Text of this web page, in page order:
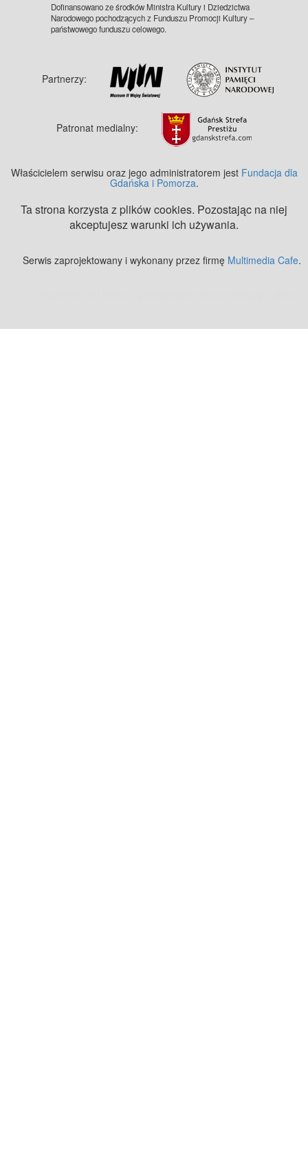
Dofinansowano ze środków Ministra Kultury i Dziedzictwa
Narodowego pochodzących z Funduszu Promocji Kultury –
państwowego funduszu celowego.
Partnerzy:
Patronat medialny:
Właścicielem serwisu oraz jego administratorem jest Fundacja dla
Gdańska i Pomorza.
Ta strona korzysta z plików cookies. Pozostając na niej
akceptujesz warunki ich używania.
Serwis zaprojektowany i wykonany przez firmę Multimedia Cafe.